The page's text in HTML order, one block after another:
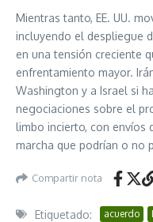
Mientras tanto, EE. UU.
incluyendo el despliegue
en una tensión creciente
enfrentamiento mayor.
Washington y a Israel si
negociaciones sobre el
limbo incierto, con envíos
marcha que podrían o no
Compartir nota
Etiquetado: acuerdo